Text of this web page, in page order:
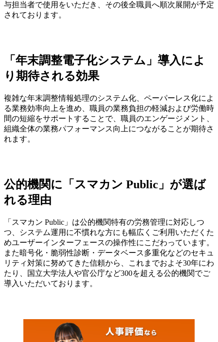
与担当者で使用をいただき、その後全職員へ順次展開が予定
されております。
「年末調整電子化システム」導入によ
り期待される効果
複雑な年末調整情報処理のシステム化、ペーパーレス化によ
る業務効率向上を進め、職員の業務負担の軽減および労働時
間の短縮をサポートすることで、職員のエンゲージメント、
組織全体の業務パフォーマンス向上につながることが期待さ
れます。
公的機関に「スマカン Public」が選ば
れる理由
「スマカン Public」は公的機関特有の労務管理に対応しつ
つ、システム運用に不慣れな方にも幅広くご利用いただくた
めユーザーインターフェースの操作性にこだわっています。
また暗号化・脆弱性診断・データベース多重化などのセキュ
リティ対策に努めてきた信頼から、これまでおよそ30年にわ
たり、国立大学法人や官公庁など300を超える公的機関でご
導入いただいております。